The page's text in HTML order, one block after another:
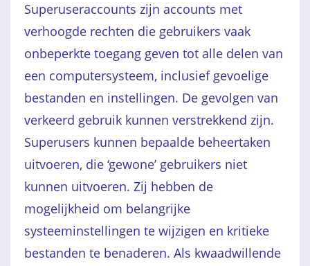
Superuseraccounts zijn accounts met
verhoogde rechten die gebruikers vaak
onbeperkte toegang geven tot alle delen van
een computersysteem, inclusief gevoelige
bestanden en instellingen. De gevolgen van
verkeerd gebruik kunnen verstrekkend zijn.
Superusers kunnen bepaalde beheertaken
uitvoeren, die ‘gewone’ gebruikers niet
kunnen uitvoeren. Zij hebben de
mogelijkheid om belangrijke
systeeminstellingen te wijzigen en kritieke
bestanden te benaderen. Als kwaadwillende